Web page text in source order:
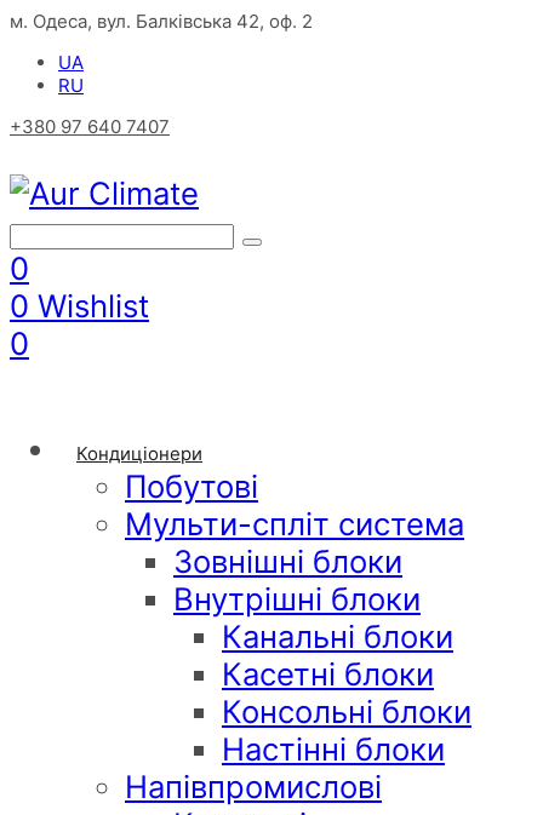
м. Одеса, вул. Балківська 42, оф. 2
UA
RU
+380 97 640 7407
0
0 Wishlist
0
Кондиціонери
Побутові
Мульти-спліт система
Зовнішні блоки
Внутрішні блоки
Канальні блоки
Касетні блоки
Консольні блоки
Настінні блоки
Напівпромислові